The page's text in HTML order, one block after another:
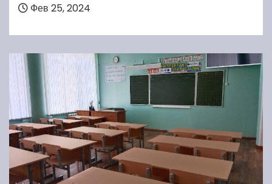
Фев 25, 2024